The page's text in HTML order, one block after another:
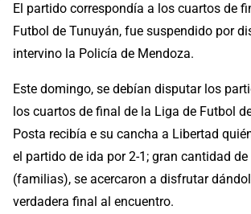
El partido correspondía a los cuartos de
Futbol de Tunuyán, fue suspendido por
intervino la Policía de Mendoza.
Este domingo, se debían disputar los
los cuartos de final de la Liga de Futbol
Posta recibía e su cancha a Libertad
el partido de ida por 2-1; gran cantidad
(familias), se acercaron a disfrutar
verdadera final al encuentro.